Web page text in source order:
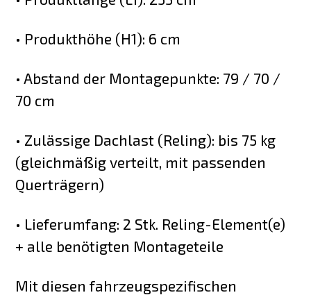
• Produkthöhe (H1): 6 cm
• Abstand der Montagepunkte: 79 / 70 /
70 cm
• Zulässige Dachlast (Reling): bis 75 kg
(gleichmäßig verteilt, mit passenden
Querträgern)
• Lieferumfang: 2 Stk. Reling-Element(e)
+ alle benötigten Montageteile
Mit diesen fahrzeugspezifischen